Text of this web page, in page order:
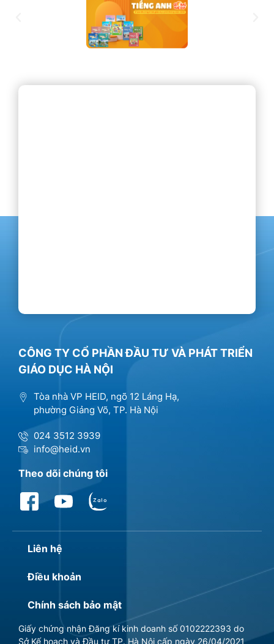
CÔNG TY CỔ PHẦN ĐẦU TƯ VÀ PHÁT TRIỂN
GIÁO DỤC HÀ NỘI
Tòa nhà VP HEID, ngõ 12 Láng Hạ,
phường Giảng Võ, TP. Hà Nội
024 3512 3939
info@heid.vn
Theo dõi chúng tôi
Liên hệ
Điều khoản
Chính sách bảo mật
Giấy chứng nhận Đăng kí kinh doanh số 0102222393 do
Sở Kế hoạch và Đầu tư TP. Hà Nội cấp ngày 26/04/2021